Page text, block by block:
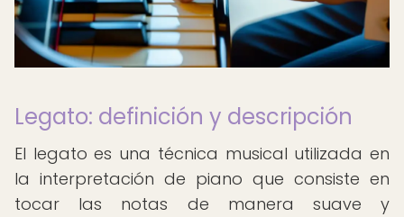
Legato: definición y descripción
El legato es una técnica musical utilizada en
la interpretación de piano que consiste en
tocar las notas de manera suave y